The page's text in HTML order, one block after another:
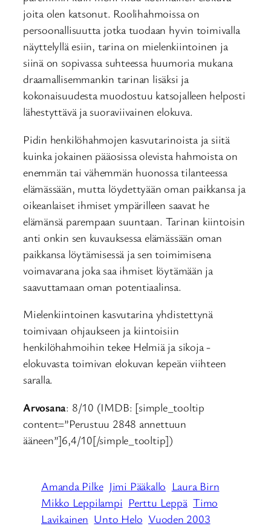
joita olen katsonut. Roolihahmoissa on
persoonallisuutta jotka tuodaan hyvin toimivalla
näyttelyllä esiin, tarina on mielenkiintoinen ja
siinä on sopivassa suhteessa huumoria mukana
draamallisemmankin tarinan lisäksi ja
kokonaisuudesta muodostuu katsojalleen helposti
lähestyttävä ja suoraviivainen elokuva.
Pidin henkilöhahmojen kasvutarinoista ja siitä
kuinka jokainen pääosissa olevista hahmoista on
enemmän tai vähemmän huonossa tilanteessa
elämässään, mutta löydettyään oman paikkansa ja
oikeanlaiset ihmiset ympärilleen saavat he
elämänsä parempaan suuntaan. Tarinan kiintoisin
anti onkin sen kuvauksessa elämässään oman
paikkansa löytämisessä ja sen toimimisena
voimavarana joka saa ihmiset löytämään ja
saavuttamaan oman potentiaalinsa.
Mielenkiintoinen kasvutarina yhdistettynä
toimivaan ohjaukseen ja kiintoisiin
henkilöhahmoihin tekee Helmiä ja sikoja -
elokuvasta toimivan elokuvan kepeän viihteen
saralla.
Arvosana: 8/10 (IMDB: [simple_tooltip
content=”Perustuu 2848 annettuun
ääneen”]6,4/10[/simple_tooltip])
Amanda Pilke Jimi Pääkallo Laura Birn
Mikko Leppilampi Perttu Leppä Timo
Lavikainen Unto Helo Vuoden 2003